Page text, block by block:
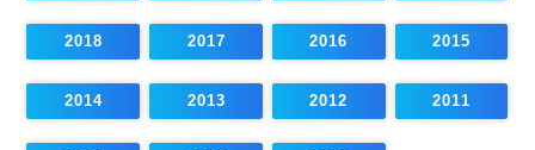
2018 2017 2016 2015
2014 2013 2012 2011